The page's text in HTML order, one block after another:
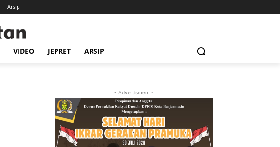
Arsip
VIDEO JEPRET ARSIP
- Advertisment -